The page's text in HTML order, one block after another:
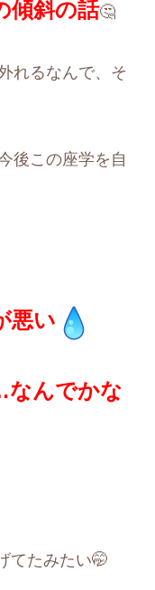
傾斜の話🤔
れるなんで、そ
後この座学を自
悪い
なんでかな
てたみたい🤭